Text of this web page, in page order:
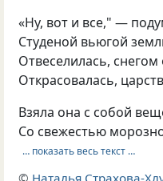
«Ну, вот и все," —
Студеной вьюгой
Отвеселилась, снегом
Открасовалась,
Взяла она с собой
Со свежестью
… показать весь текст …
© Наталья Страхова-